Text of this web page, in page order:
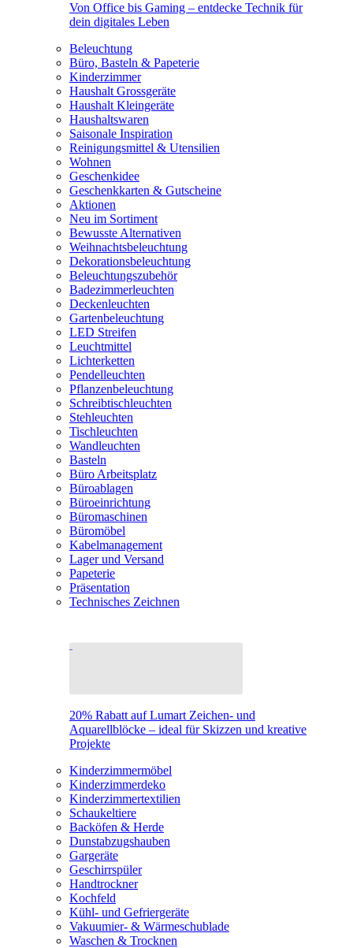
Von Office bis Gaming – entdecke Technik für
dein digitales Leben
Beleuchtung
Büro, Basteln & Papeterie
Kinderzimmer
Haushalt Grossgeräte
Haushalt Kleingeräte
Haushaltswaren
Saisonale Inspiration
Reinigungsmittel & Utensilien
Wohnen
Geschenkidee
Geschenkkarten & Gutscheine
Aktionen
Neu im Sortiment
Bewusste Alternativen
Weihnachtsbeleuchtung
Dekorationsbeleuchtung
Beleuchtungszubehör
Badezimmerleuchten
Deckenleuchten
Gartenbeleuchtung
LED Streifen
Leuchtmittel
Lichterketten
Pendelleuchten
Pflanzenbeleuchtung
Schreibtischleuchten
Stehleuchten
Tischleuchten
Wandleuchten
Basteln
Büro Arbeitsplatz
Büroablagen
Büroeinrichtung
Büromaschinen
Büromöbel
Kabelmanagement
Lager und Versand
Papeterie
Präsentation
Technisches Zeichnen
20% Rabatt auf Lumart Zeichen- und
Aquarellblöcke – ideal für Skizzen und kreative
Projekte
Kinderzimmermöbel
Kinderzimmerdeko
Kinderzimmertextilien
Schaukeltiere
Backöfen & Herde
Dunstabzugshauben
Gargeräte
Geschirrspüler
Handtrockner
Kochfeld
Kühl- und Gefriergeräte
Vakuumier- & Wärmeschublade
Waschen & Trocknen